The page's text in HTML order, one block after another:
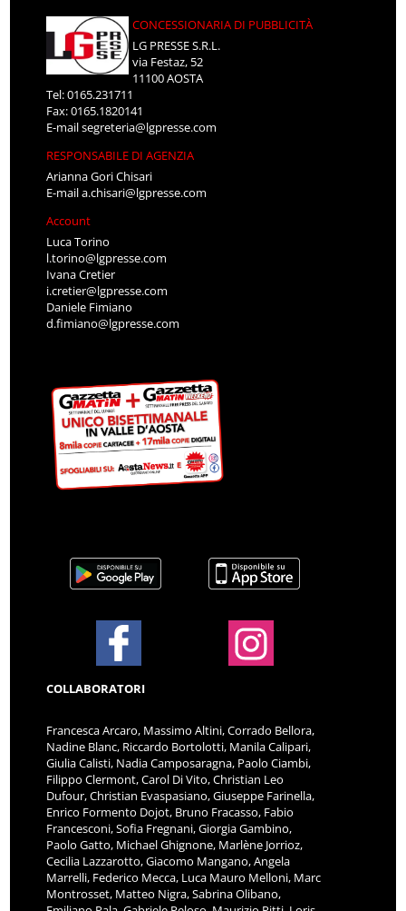
CONCESSIONARIA DI PUBBLICITÀ
LG PRESSE S.R.L.
via Festaz, 52
11100 AOSTA
Tel: 0165.231711
Fax: 0165.1820141
E-mailsegreteria@lgpresse.com
RESPONSABILE DI AGENZIA
Arianna Gori Chisari
E-maila.chisari@lgpresse.com
Account
Luca Torino
l.torino@lgpresse.com
Ivana Cretier
i.cretier@lgpresse.com
Daniele Fimiano
d.fimiano@lgpresse.com
COLLABORATORI
Francesca Arcaro, Massimo Altini, Corrado Bellora,
Nadine Blanc, Riccardo Bortolotti, Manila Calipari,
Giulia Calisti, Nadia Camposaragna, Paolo Ciambi,
Filippo Clermont, Carol Di Vito, Christian Leo
Dufour, Christian Evaspasiano, Giuseppe Farinella,
Enrico Formento Dojot, Bruno Fracasso, Fabio
Francesconi, Sofia Fregnani, Giorgia Gambino,
Paolo Gatto, Michael Ghignone, Marlène Jorrioz,
Cecilia Lazzarotto, Giacomo Mangano, Angela
Marrelli, Federico Mecca, Luca Mauro Melloni, Marc
Montrosset, Matteo Nigra, Sabrina Olibano,